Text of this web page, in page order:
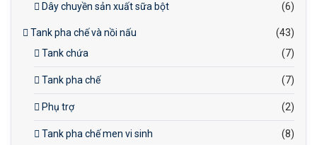
Dây chuyền sản xuất sữa bột (6)
Tank pha chế và nồi nấu
(43)
Tank chứa
(7)
Tank pha chế (7)
Phụ trợ (2)
Tank pha chế men vi sinh (8)